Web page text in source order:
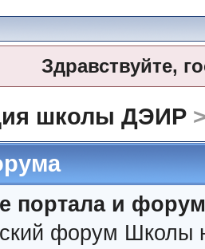
Здравствуйте,
школы ДЭИР
портала и
форум Школы